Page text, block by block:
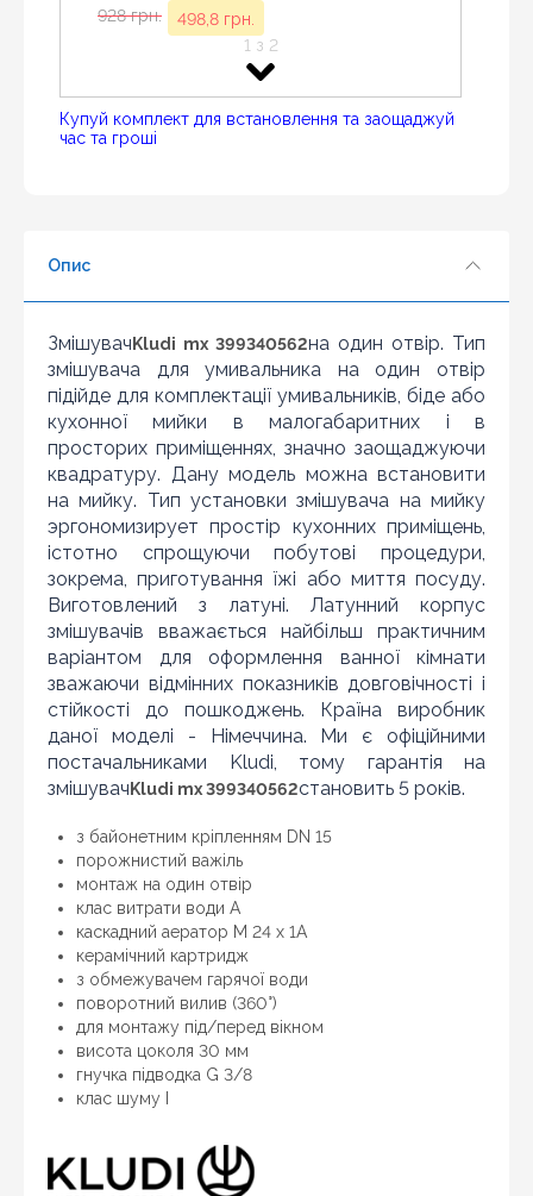
928 грн.
498,8 грн.
1 з 2
859 грн.
2 з 2
Купуй комплект для встановлення та заощаджуй
час та гроші
Опис
Змішувач Kludi mx 399340562на один отвір. Тип
змішувача для умивальника на один отвір
підійде для комплектації умивальників, біде або
кухонної мийки в малогабаритних і в
просторих приміщеннях, значно заощаджуючи
квадратуру. Дану модель можна встановити
на мийку. Тип установки змішувача на мийку
эргономизирует простір кухонних приміщень,
істотно спрощуючи побутові процедури,
зокрема, приготування їжі або миття посуду.
Виготовлений з латуні. Латунний корпус
змішувачів вважається найбільш практичним
варіантом для оформлення ванної кімнати
зважаючи відмінних показників довговічності і
стійкості до пошкоджень. Країна виробник
даної моделі - Німеччина. Ми є офіційними
постачальниками Kludi, тому гарантія на
змішувач Kludi mx 399340562становить 5 років.
з байонетним кріпленням DN 15
порожнистий важіль
монтаж на один отвір
клас витрати води А
каскадний аератор M 24 x 1А
керамічний картридж
з обмежувачем гарячої води
поворотний вилив (360°)
для монтажу під/перед вікном
висота цоколя 30 мм
гнучка підводка G 3/8
клас шуму I
Шановні клієнти нашого магазину! Якщо ви блукаючи
по інтернету знайшли ціну потрібного Вам товару
дешевше ніж у нас ... дайте нам знати, і ми будемо
раді запропонувати вигіднішу для Вас ціну (за умови,
що товар даної моделі повинен бути у конкурента в
наявності і ціна на даний товар в іншому інтернет-
Оновити капчу
Надіслати